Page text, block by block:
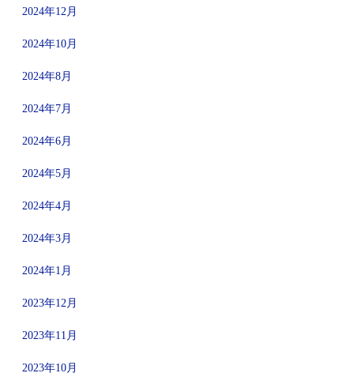
2024年12月
2024年10月
2024年8月
2024年7月
2024年6月
2024年5月
2024年4月
2024年3月
2024年1月
2023年12月
2023年11月
2023年10月